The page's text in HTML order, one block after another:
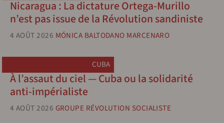
Nicaragua : La dictature Ortega-Murillo
n’est pas issue de la Révolution sandiniste
4 AOÛT 2026 MÓNICA BALTODANO MARCENARO
CUBA
À l’assaut du ciel — Cuba ou la solidarité
anti-impérialiste
4 AOÛT 2026 GROUPE RÉVOLUTION SOCIALISTE